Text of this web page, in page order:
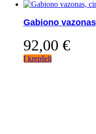
Gabiono
92,00 €
Į krepšelį